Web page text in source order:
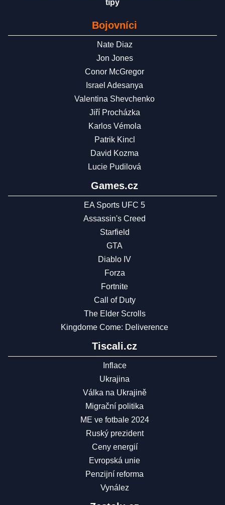
tipy
Bojovníci
Nate Diaz
Jon Jones
Conor McGregor
Israel Adesanya
Valentina Shevchenko
Jiří Procházka
Karlos Vémola
Patrik Kincl
David Kozma
Lucie Pudilová
Games.cz
EA Sports UFC 5
Assassin's Creed
Starfield
GTA
Diablo IV
Forza
Fortnite
Call of Duty
The Elder Scrolls
Kingdome Come: Deliverence
Tiscali.cz
Inflace
Ukrajina
Válka na Ukrajině
Migrační politika
ME ve fotbale 2024
Ruský prezident
Ceny energií
Evropská unie
Penzijní reforma
Vynález